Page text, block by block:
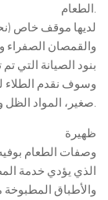
الطعام.
بنود الصيانة التي
صغير، المواد الظل وشبكات للأهداف.
ظهيرة
وصفات الطعام
والأطباق